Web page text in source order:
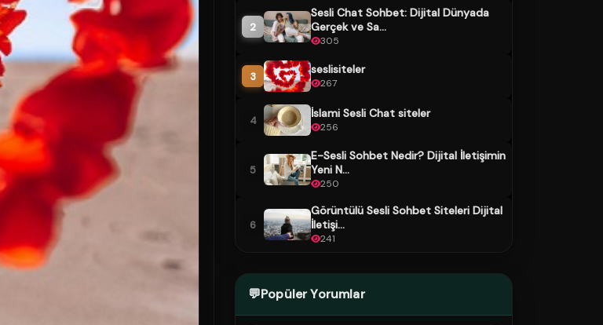
2
Sesli Chat Sohbet: Dijital Dünyada
Gerçek ve Sa...
305
3 seslisiteler
267
4 İslami Sesli Chat siteler
256
5
E-Sesli Sohbet Nedir? Dijital İletişimin
Yeni N...
250
6
Görüntülü Sesli Sohbet Siteleri Dijital
İletişi...
241
💬Popüler Yorumlar